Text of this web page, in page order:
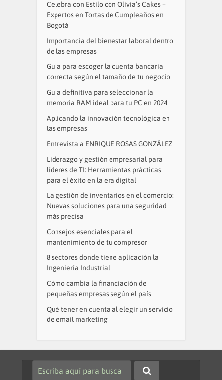
Celebra con Estilo con Olivia’s Cakes –
Expertos en Tortas de Cumpleaños en
Bogotá
Importancia del bienestar laboral dentro
de las empresas
Guía para escoger la cuenta bancaria
correcta según el tamaño de tu negocio
Guía definitiva para seleccionar la
memoria RAM ideal para tu PC en 2024
Aplicando la innovación tecnológica en
las empresas
Entrevista a ENRIQUE ROSAS GONZÁLEZ
Liderazgo y gestión empresarial para
líderes de TI: Herramientas prácticas
para el éxito en la era digital
La gestión de inventarios en el comercio:
Nuevas soluciones para una seguridad
más precisa
Consejos esenciales para el
mantenimiento de tu compresor
8 sectores donde tiene aplicación la
Ingeniería Industrial
Cómo cambia la financiación de
pequeñas empresas según el país
Qué tener en cuenta al elegir un servicio
de email marketing